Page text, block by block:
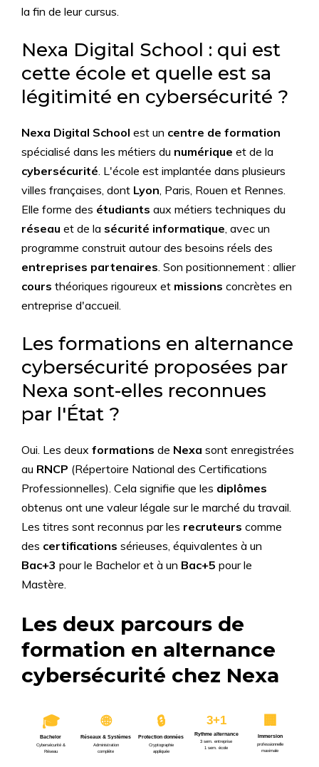
la fin de leur cursus.
Nexa Digital School : qui est
cette école et quelle est sa
légitimité en cybersécurité ?
Nexa Digital School est un centre de formation
spécialisé dans les métiers du numérique et de la
cybersécurité . L'école est implantée dans plusieurs
villes françaises, dont Lyon , Paris, Rouen et Rennes.
Elle forme des étudiants aux métiers techniques du
réseau et de la sécurité informatique , avec un
programme construit autour des besoins réels des
entreprises partenaires . Son positionnement : allier
cours théoriques rigoureux et missions concrètes en
entreprise d'accueil.
Les formations en alternance
cybersécurité proposées par
Nexa sont-elles reconnues
par l'État ?
Oui. Les deux formations de Nexa sont enregistrées
au RNCP (Répertoire National des Certifications
Professionnelles). Cela signifie que les diplômes
obtenus ont une valeur légale sur le marché du travail.
Les titres sont reconnus par les recruteurs comme
des certifications sérieuses, équivalentes à un
Bac+3 pour le Bachelor et à un Bac+5 pour le
Mastère.
Les deux parcours de
formation en alternance
cybersécurité chez Nexa
🎓
Bachelor
Cybersécurité &
Réseau
🌐
Réseaux & Systèmes
Administration
complète
🔒
Protection données
Cryptographie
appliquée
3+1
Rythme alternance
3 sem. entreprise
1 sem. école
🏢
Immersion
professionnelle
maximale